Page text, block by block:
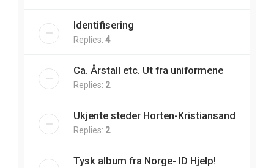
Identifisering
Replies: 4
Ca. Årstall etc. Ut fra uniformene
Replies: 2
Ukjente steder Horten-Kristiansand
Replies: 2
Tysk album fra Norge- ID Hjelp!